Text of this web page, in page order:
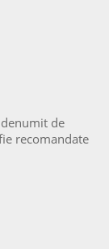
de
recomandate